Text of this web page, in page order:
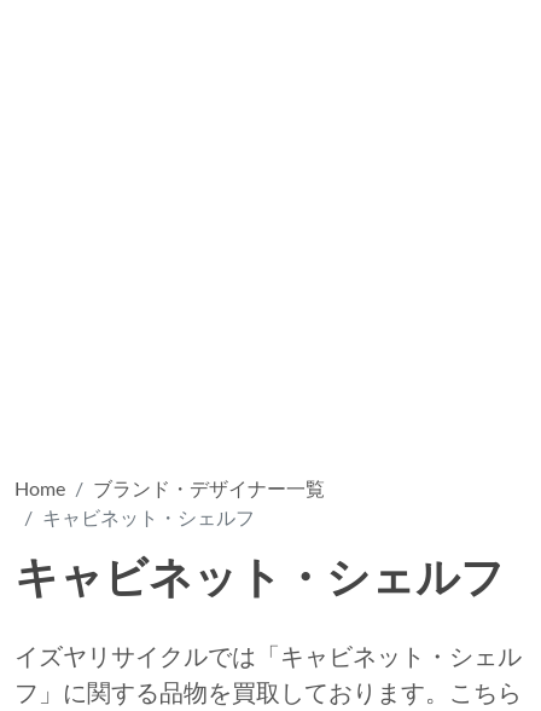
Home
ブランド・デザイナー一覧
キャビネット・シェルフ
キャビネット・シェルフ
イズヤリサイクルでは「キャビネット・シェル
フ」に関する品物を買取しております。こちら